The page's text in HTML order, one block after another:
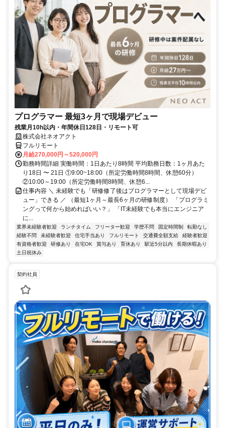
プログラマー 最短3ヶ月で現場デビュー
残業月10h以内・年間休日128日・リモート可
株式会社ネオアクト
フルリモート
月給270,000円～520,000円
勤務時間詳細 実働時間：1日あたり8時間 平均勤務日数：1ヶ月あた
り18日 〜 21日 ①9:00~18:00（所定労働時間8時間、休憩60分）
②10:00～19:00（所定労働時間8時間、休憩6...
仕事内容 ＼ 未経験でも「研修修了後はプログラマーとして現場デビ
ュー」できる ／ （最短1ヶ月～最長6ヶ月の研修制度） 「プログラミ
ングって何から始めればいい？」 「IT未経験でも本当にエンジニア
に...
業界未経験者歓迎 ランチタイム フリーター歓迎 学歴不問 固定時間制
転勤なし
経験不問
未経験者歓迎 住宅手当あり フルリモート 交通費全額支給
経験者歓迎
有資格者歓迎
研修あり 在宅OK 賞与あり 育休あり 駅近5分以内
長期休暇あり
土日祝休み
契約社員